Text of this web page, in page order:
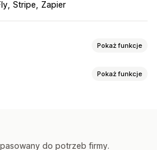
Stripe Zapier
Pokaż funkcje
Pokaż funkcje
do potrzeb firmy.